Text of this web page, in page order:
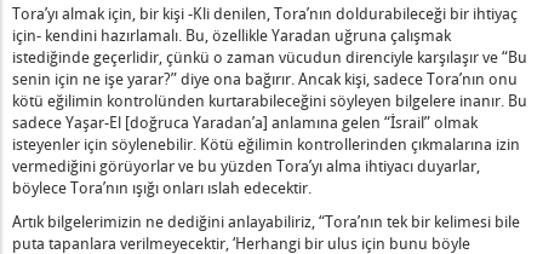
Tora’yı almak için, bir kişi -Kli denilen, Tora’nın doldurabileceği bir ihtiyaç
için- kendini hazırlamalı. Bu, özellikle Yaradan uğruna çalışmak
istediğinde geçerlidir, çünkü o zaman vücudun direnciyle karşılaşır ve “Bu
senin için ne işe yarar?” diye ona bağırır. Ancak kişi, sadece Tora’nın onu
kötü eğilimin kontrolünden kurtarabileceğini söyleyen bilgelere inanır. Bu
sadece Yaşar-El [doğruca Yaradan’a] anlamına gelen “İsrail” olmak
isteyenler için söylenebilir. Kötü eğilimin kontrollerinden çıkmalarına izin
vermediğini görüyorlar ve bu yüzden Tora’yı alma ihtiyacı duyarlar,
böylece Tora’nın ışığı onları ıslah edecektir.
Artık bilgelerimizin ne dediğini anlayabiliriz, “Tora’nın tek bir kelimesi bile
puta tapanlara verilmeyecektir, ‘Herhangi bir ulus için bunu böyle